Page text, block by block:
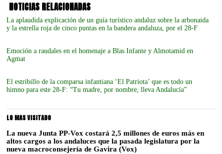
NOTICIAS RELACIONADAS
La aplaudida explicación de un guía turístico andaluz sobre la arbonaida
y la estrella roja de cinco puntas en la bandera andaluza, por el 28-F
Emoción a raudales en el homenaje a Blas Infante y Almotamid en
Agmat
El estribillo de la comparsa infantiana ‘El Patriota’ que es todo un
himno para este 28-F: “Tu madre, por nombre, lleva Andalucía”
LO MAS VISITADO
La nueva Junta PP-Vox costará 2,5 millones de euros más en
altos cargos a los andaluces que la pasada legislatura por la
nueva macroconsejería de Gavira (Vox)